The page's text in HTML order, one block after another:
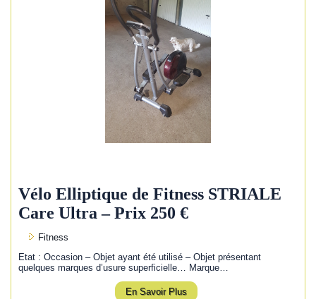
Vélo Elliptique de Fitness STRIALE
Care Ultra – Prix 250 €
Fitness
Etat : Occasion – Objet ayant été utilisé – Objet présentant
quelques marques d’usure superficielle… Marque…
En Savoir Plus